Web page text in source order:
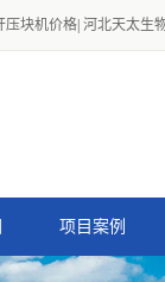
压块机价格 河北天太生
项目案例